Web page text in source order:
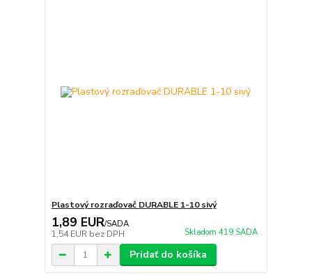
Plastový rozraďovač DURABLE 1-10 sivý
1,89 EUR/SADA
1,54 EUR bez DPH Skladom 419 SADA
Pridať do košíka